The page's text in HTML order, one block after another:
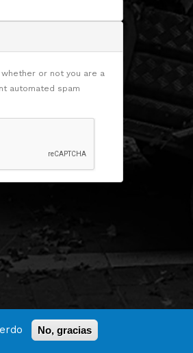
or not you are a
automated spam
No, gracias